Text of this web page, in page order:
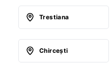
Trestiana
Chirceşti